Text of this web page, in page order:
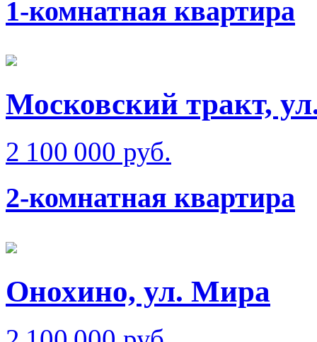
1-комнатная квартира
Московский тракт,
2 100 000 руб.
2-комнатная квартира
Онохино, ул. Мира